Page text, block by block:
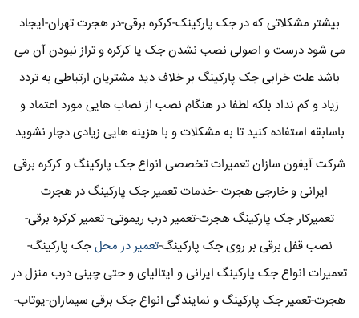
بیشتر مشکلاتی که در جک پارکینک-کرکره برقی-در هجرت تهران-ایجاد
می شود درست و اصولی نصب نشدن جک یا کرکره و تراز نبودن آن می
باشد علت خرابی جک پارکینگ بر خلاف دید مشتریان ارتباطی به تردد
زیاد و کم نداد بلکه لطفا در هنگام نصب از نصاب هایی مورد اعتماد و
باسابقه استفاده کنید تا به مشکلات و با هزینه هایی زیادی دچار نشوید
شرکت آیفون سازان تعمیرات تخصصی انواع جک پارکینگ و کرکره برقی
ایرانی و خارجی هجرت -خدمات تعمیر جک پارکینگ در هجرت –
تعمیرکار جک پارکینگ هجرت-تعمیر درب ریموتی- تعمیر کرکره برقی-
نصب قفل برقی بر روی جک پارکینگ-تعمیر در محلجک پارکینگ-
تعمیرات انواع جک پارکینگ ایرانی و ایتالیای و حتی چینی درب منزل در
هجرت-تعمیر جک پارکینگ و نمایندگی انواع جک برقی سیماران-یوتاب-